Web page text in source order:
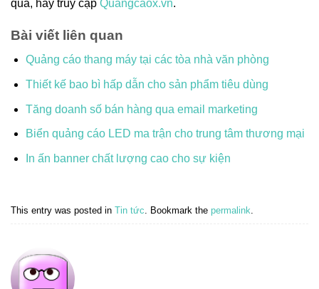
quả, hãy truy cập Quangcaox.vn.
Bài viết liên quan
Quảng cáo thang máy tại các tòa nhà văn phòng
Thiết kế bao bì hấp dẫn cho sản phẩm tiêu dùng
Tăng doanh số bán hàng qua email marketing
Biển quảng cáo LED ma trận cho trung tâm thương mại
In ấn banner chất lượng cao cho sự kiện
This entry was posted in Tin tức. Bookmark the permalink.